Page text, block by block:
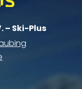
– Ski-Plus